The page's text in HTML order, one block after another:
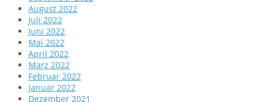
August 2022
Juli 2022
Juni 2022
Mai 2022
April 2022
März 2022
Februar 2022
Januar 2022
Dezember 2021